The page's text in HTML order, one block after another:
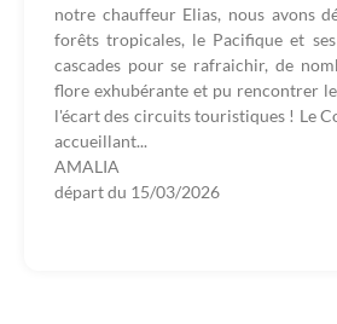
notre chauffeur Elias, nous avons
forêts tropicales, le Pacifique et
cascades pour se rafraichir, de
flore exhubérante et pu rencontrer
l'écart des circuits touristiques ! Le
accueillant...
AMALIA
départ du 15/03/2026